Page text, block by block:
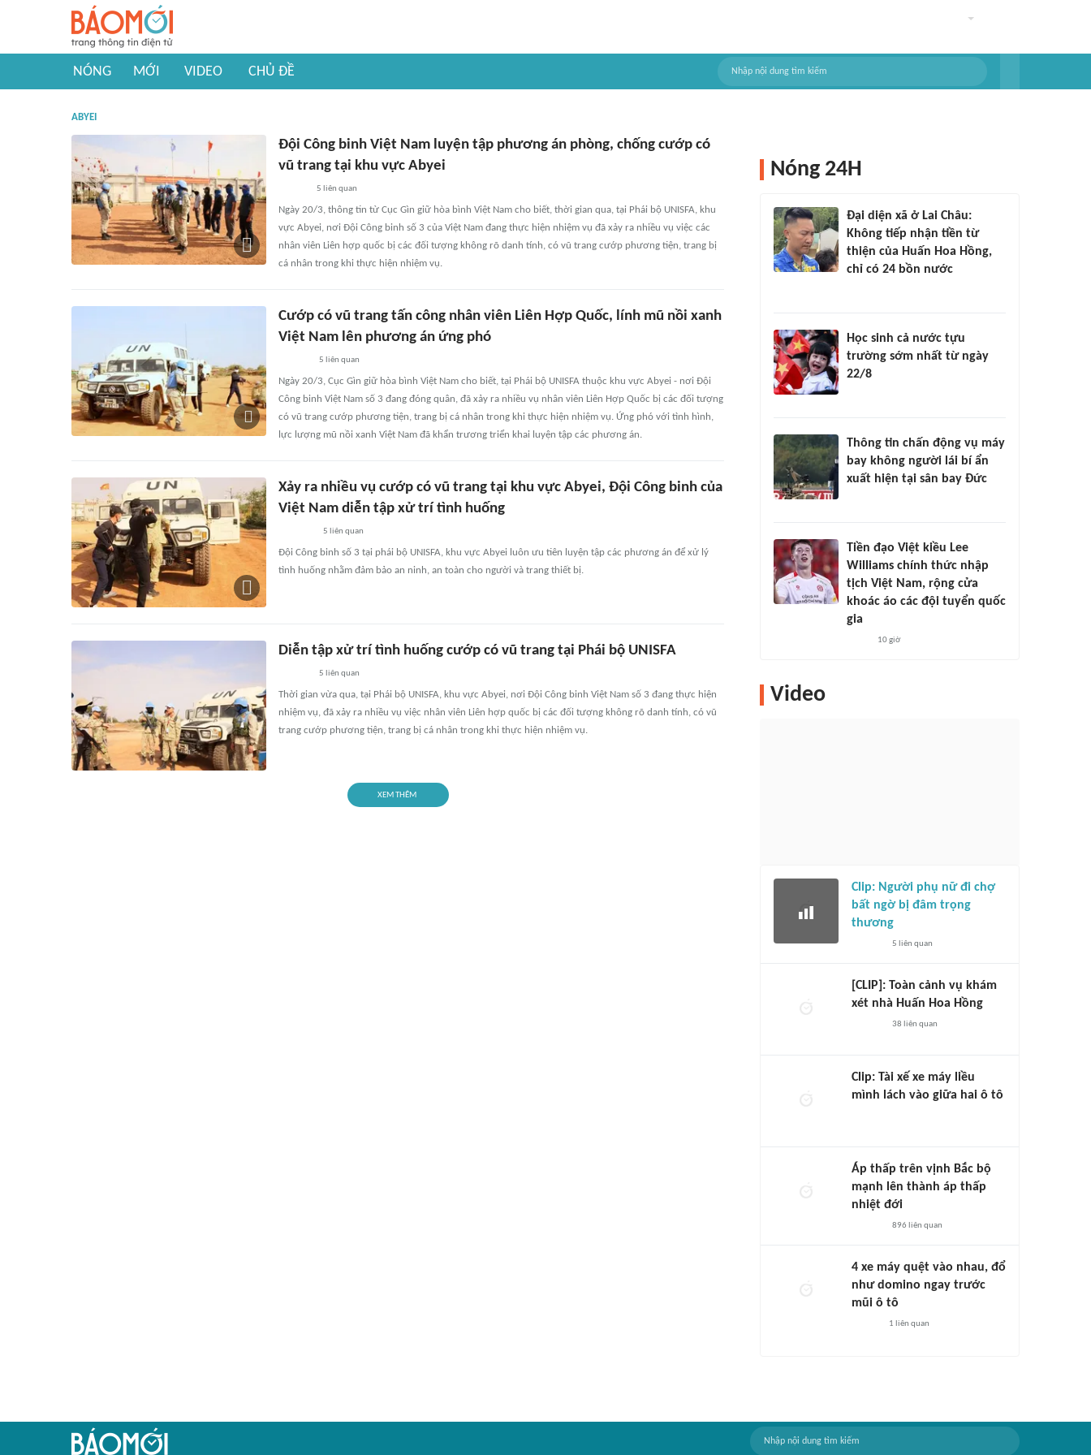
NÓNG MỚI VIDEO CHỦ ĐỀ
ABYEI
Đội Công binh Việt Nam luyện tập phương án phòng, chống cướp có
vũ trang tại khu vực Abyei
5 liên quan
Ngày 20/3, thông tin từ Cục Gìn giữ hòa bình Việt Nam cho biết, thời gian qua, tại Phái bộ UNISFA, khu
vực Abyei, nơi Đội Công binh số 3 của Việt Nam đang thực hiện nhiệm vụ đã xảy ra nhiều vụ việc các
nhân viên Liên hợp quốc bị các đối tượng không rõ danh tính, có vũ trang cướp phương tiện, trang bị
cá nhân trong khi thực hiện nhiệm vụ.
Cướp có vũ trang tấn công nhân viên Liên Hợp Quốc, lính mũ nồi xanh
Việt Nam lên phương án ứng phó
5 liên quan
Ngày 20/3, Cục Gìn giữ hòa bình Việt Nam cho biết, tại Phái bộ UNISFA thuộc khu vực Abyei - nơi Đội
Công binh Việt Nam số 3 đang đóng quân, đã xảy ra nhiều vụ nhân viên Liên Hợp Quốc bị các đối tượng
có vũ trang cướp phương tiện, trang bị cá nhân trong khi thực hiện nhiệm vụ. Ứng phó với tình hình,
lực lượng mũ nồi xanh Việt Nam đã khẩn trương triển khai luyện tập các phương án.
Xảy ra nhiều vụ cướp có vũ trang tại khu vực Abyei, Đội Công binh của
Việt Nam diễn tập xử trí tình huống
5 liên quan
Đội Công binh số 3 tại phái bộ UNISFA, khu vực Abyei luôn ưu tiên luyện tập các phương án để xử lý
tình huống nhằm đảm bảo an ninh, an toàn cho người và trang thiết bị.
Diễn tập xử trí tình huống cướp có vũ trang tại Phái bộ UNISFA
5 liên quan
Thời gian vừa qua, tại Phái bộ UNISFA, khu vực Abyei, nơi Đội Công binh Việt Nam số 3 đang thực hiện
nhiệm vụ, đã xảy ra nhiều vụ việc nhân viên Liên hợp quốc bị các đối tượng không rõ danh tính, có vũ
trang cướp phương tiện, trang bị cá nhân trong khi thực hiện nhiệm vụ.
XEM THÊM
Nóng 24H
Đại diện xã ở Lai Châu:
Không tiếp nhận tiền từ
thiện của Huấn Hoa Hồng,
chỉ có 24 bồn nước
Học sinh cả nước tựu
trường sớm nhất từ ngày
22/8
Thông tin chấn động vụ máy
bay không người lái bí ẩn
xuất hiện tại sân bay Đức
Tiền đạo Việt kiều Lee
Williams chính thức nhập
tịch Việt Nam, rộng cửa
khoác áo các đội tuyển quốc
gia
10 giờ
Video
Clip: Người phụ nữ đi chợ
bất ngờ bị đâm trọng
thương
5 liên quan
[CLIP]: Toàn cảnh vụ khám
xét nhà Huấn Hoa Hồng
38 liên quan
Clip: Tài xế xe máy liều
mình lách vào giữa hai ô tô
Áp thấp trên vịnh Bắc bộ
mạnh lên thành áp thấp
nhiệt đới
896 liên quan
4 xe máy quệt vào nhau, đổ
như domino ngay trước
mũi ô tô
1 liên quan